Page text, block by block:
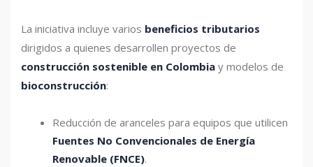
La iniciativa incluye varios beneficios tributarios
dirigidos a quienes desarrollen proyectos de
construcción sostenible en Colombia y modelos de
bioconstrucción:
Reducción de aranceles para equipos que utilicen
Fuentes No Convencionales de Energía
Renovable (FNCE).